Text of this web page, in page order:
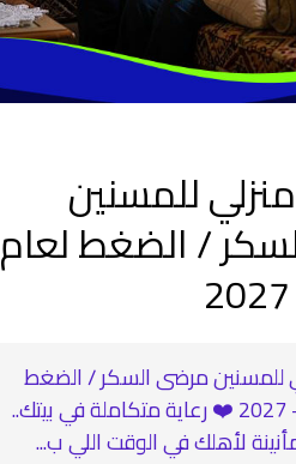
للمسنين
/ الضغط لعام
للمسنين مرضى السكر / الضغط
لعام 2026 – 2027 ❤️‍ رعاية متكاملة في بيتك..
لأهلك في الوقت اللي ب...